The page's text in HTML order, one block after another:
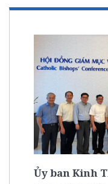
Ủy ban Kinh